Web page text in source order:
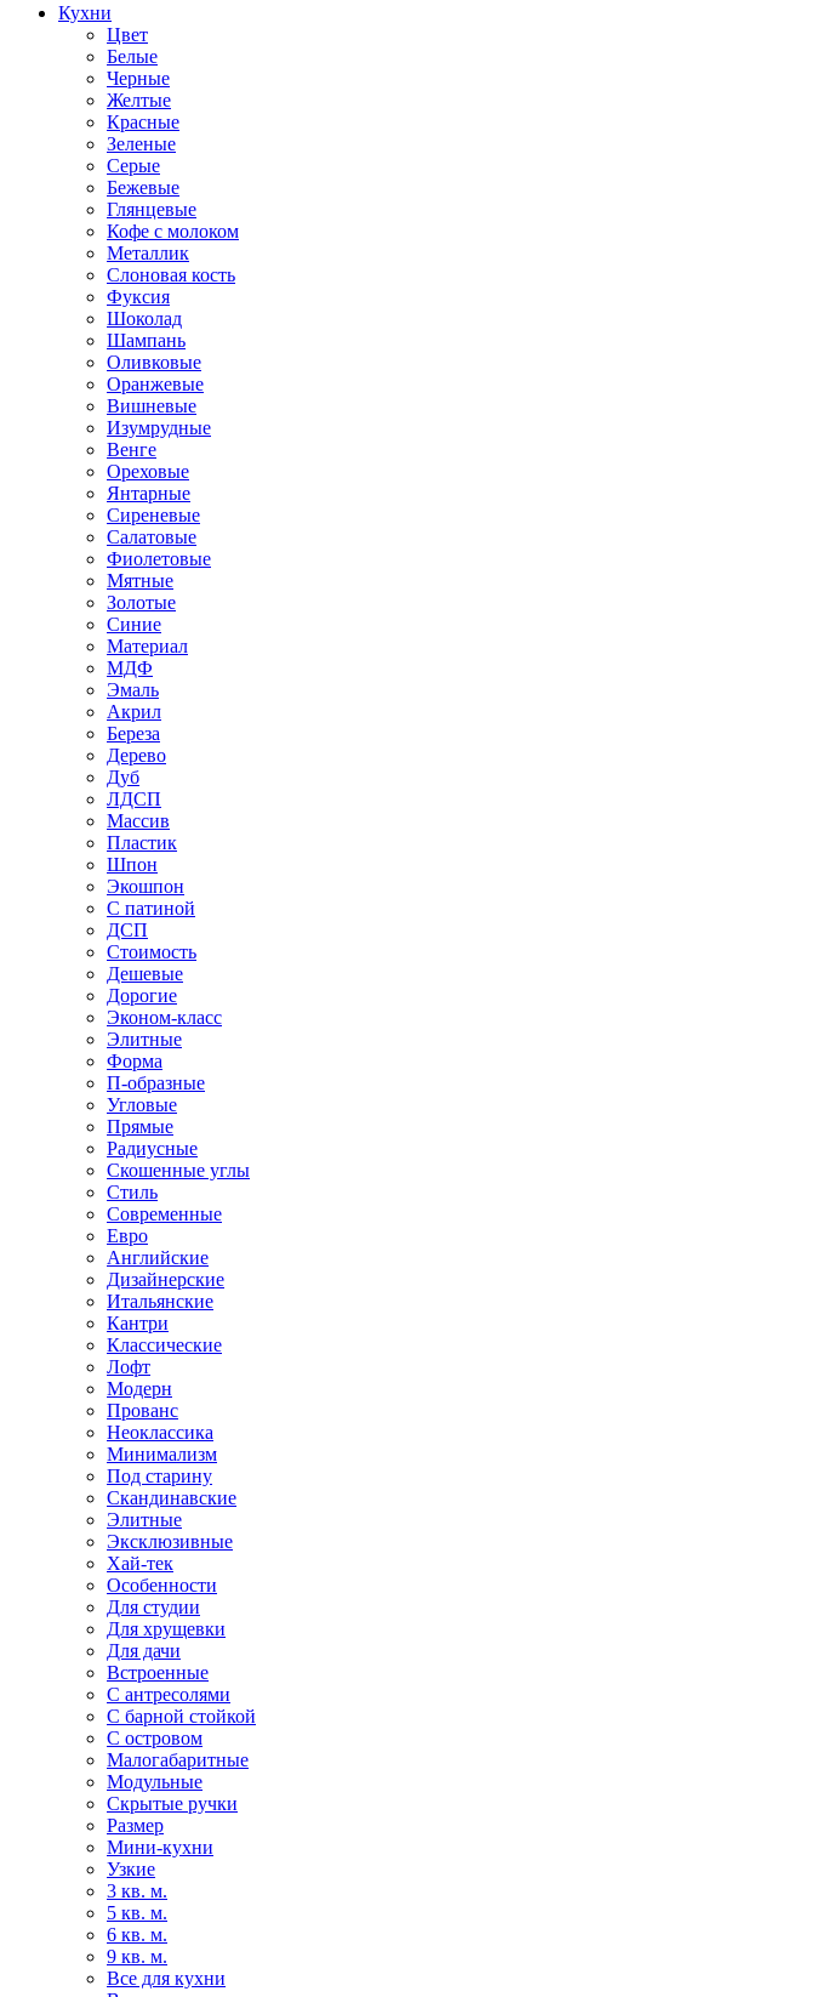
Кухни
Цвет
Белые
Черные
Желтые
Красные
Зеленые
Серые
Бежевые
Глянцевые
Кофе с молоком
Металлик
Слоновая кость
Фуксия
Шоколад
Шампань
Оливковые
Оранжевые
Вишневые
Изумрудные
Венге
Ореховые
Янтарные
Сиреневые
Салатовые
Фиолетовые
Мятные
Золотые
Синие
Материал
МДФ
Эмаль
Акрил
Береза
Дерево
Дуб
ЛДСП
Массив
Пластик
Шпон
Экошпон
С патиной
ДСП
Стоимость
Дешевые
Дорогие
Эконом-класс
Элитные
Форма
П-образные
Угловые
Прямые
Радиусные
Скошенные углы
Стиль
Современные
Евро
Английские
Дизайнерские
Итальянские
Кантри
Классические
Лофт
Модерн
Прованс
Неоклассика
Минимализм
Под старину
Скандинавские
Элитные
Эксклюзивные
Хай-тек
Особенности
Для студии
Для хрущевки
Для дачи
Встроенные
С антресолями
С барной стойкой
С островом
Малогабаритные
Модульные
Скрытые ручки
Размер
Мини-кухни
Узкие
3 кв. м.
5 кв. м.
6 кв. м.
9 кв. м.
Все для кухни